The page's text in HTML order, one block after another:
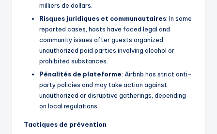
milliers de dollars.
Risques juridiques et communautaires: In some
reported cases, hosts have faced legal and
community issues after guests organized
unauthorized paid parties involving alcohol or
prohibited substances.
Pénalités de plateforme: Airbnb has strict anti-
party policies and may take action against
unauthorized or disruptive gatherings, depending
on local regulations.
Tactiques de prévention